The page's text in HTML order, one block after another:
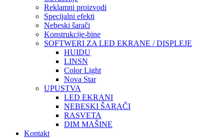
Reklamni proizvodi
Specijalni efekti
Nebeski šarači
Konstrukcije-bine
SOFTWERI ZA LED EKRANE / DISPLEJE
HUIDU
LINSN
Color Light
Nova Star
UPUSTVA
LED EKRANI
NEBESKI ŠARAČI
RASVETA
DIM MAŠINE
Kontakt